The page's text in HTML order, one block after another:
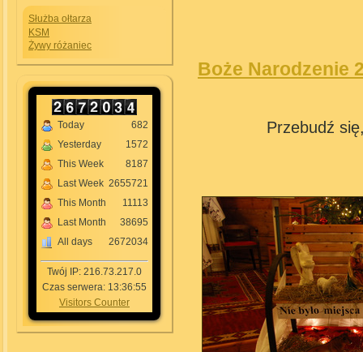
Służba ołtarza
KSM
Żywy różaniec
Today
Yesterday
This Week
Last Week
This Month
Last Month
All days
682
1572
8187
2655721
11113
38695
2672034
Twój IP: 216.73.217.0
Czas serwera: 13:36:55
Visitors Counter
Boże Narodzenie
Przebudź